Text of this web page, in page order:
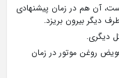
آن هم در زمان پیشنهادی
دیگر بیرون بریزد.
دیگری.
روغن‌ موتور در زمان